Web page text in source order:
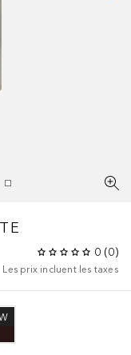
0 (0)
Les prix incluent les taxes